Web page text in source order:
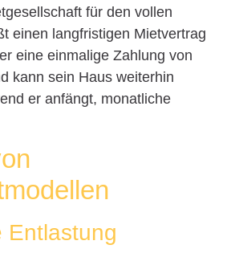
für den vollen
einen langfristigen Mietvertrag
eine einmalige Zahlung von
kann sein Haus weiterhin
er anfängt, monatliche
Entlastung